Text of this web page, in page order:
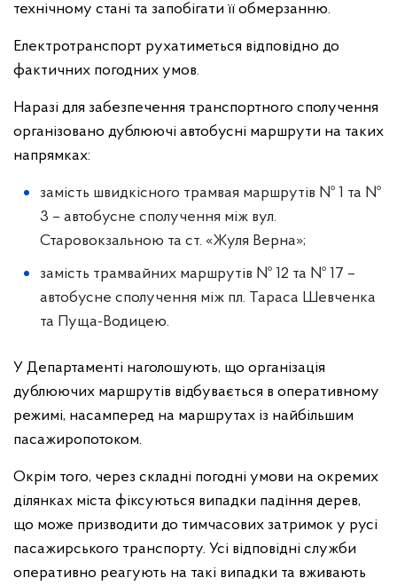
технічному стані та запобігати її обмерзанню.
Електротранспорт рухатиметься відповідно до
фактичних погодних умов.
Наразі для забезпечення транспортного сполучення
організовано дублюючі автобусні маршрути на таких
напрямках:
замість швидкісного трамвая маршрутів № 1 та №
3 – автобусне сполучення між вул.
Старовокзальною та ст. «Жуля Верна»;
замість трамвайних маршрутів № 12 та № 17 –
автобусне сполучення між пл. Тараса Шевченка
та Пуща-Водицею.
У Департаменті наголошують, що організація
дублюючих маршрутів відбувається в оперативному
режимі, насамперед на маршрутах із найбільшим
пасажиропотоком.
Окрім того, через складні погодні умови на окремих
ділянках міста фіксуються випадки падіння дерев,
що може призводити до тимчасових затримок у русі
пасажирського транспорту. Усі відповідні служби
оперативно реагують на такі випадки та вживають